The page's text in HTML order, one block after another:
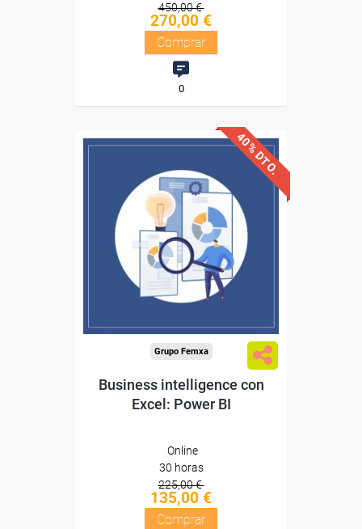
450,00 €
270,00 €
Comprar
0
40% DTO.
Descuentos especiales
Sin requisitos de acceso
Diploma
Grupo Femxa
Business intelligence con
Excel: Power BI
Online
30 horas
225,00 €
135,00 €
Comprar